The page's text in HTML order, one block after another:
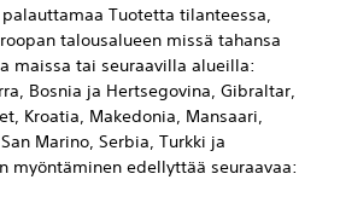
palauttamaa Tuotetta tilanteessa,
talousalueen missä tahansa
maissa tai seuraavilla alueilla:
Bosnia ja Hertsegovina, Gibraltar,
Kroatia, Makedonia, Mansaari,
Marino, Serbia, Turkki ja
myöntäminen edellyttää seuraavaa: